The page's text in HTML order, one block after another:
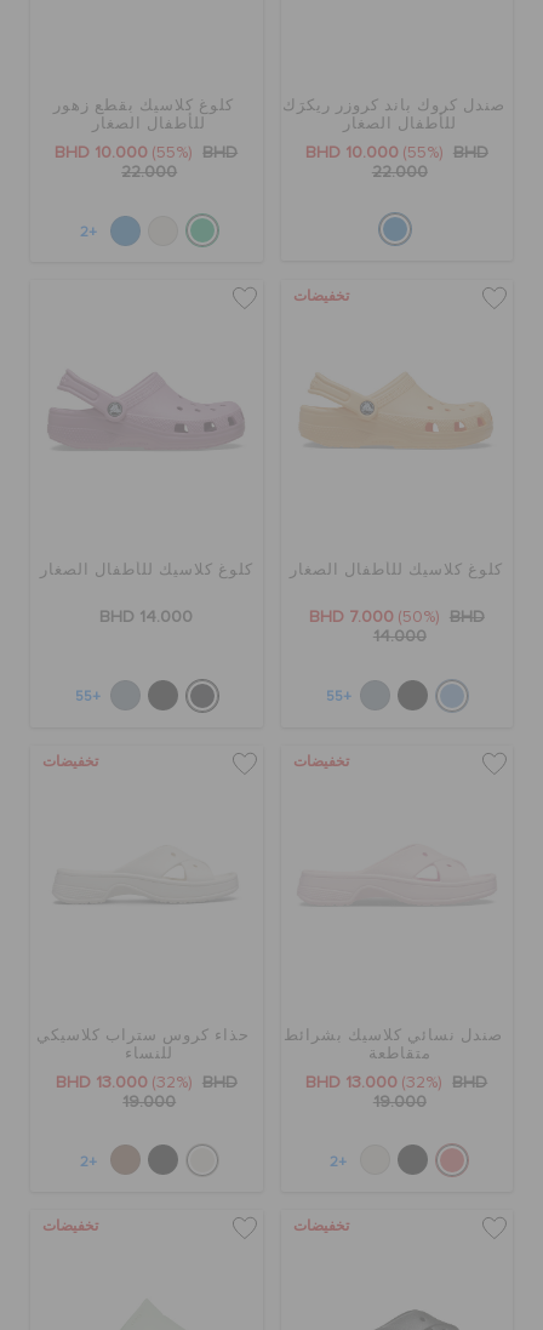
صندل كروك باند كروزر ريكرَك
للأطفال الصغار
BHD 10.000 (55%)
BHD
22.000
كلوغ كلاسيك بقطع زهور
للأطفال الصغار
BHD 10.000 (55%)
BHD
22.000
+2
تخفيضات
كلوغ كلاسيك للأطفال الصغار
BHD 7.000 (50%)
BHD
14.000
+55
كلوغ كلاسيك للأطفال الصغار
BHD 14.000
+55
تخفيضات
صندل نسائي كلاسيك بشرائط
متقاطعة
BHD 13.000 (32%)
BHD
19.000
+2
تخفيضات
حذاء كروس ستراب كلاسيكي
للنساء
BHD 13.000 (32%)
BHD
19.000
+2
تخفيضات تخفيضات